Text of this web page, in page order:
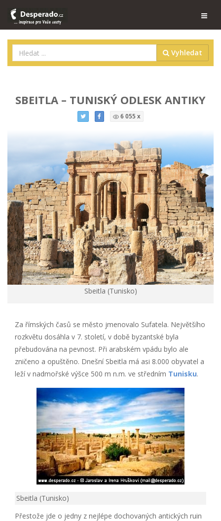
Vyhledat
SBEITLA – TUNISKÝ ODLESK ANTIKY
6 055 x
Sbeitla (Tunisko)
Za římských časů se město jmenovalo Sufatela. Největšího
rozkvětu dosáhla v 7. století, v době byzantské byla
přebudována na pevnost. Při arabském vpádu bylo ale
zničeno a opuštěno. Dnešní Sbeitla má asi 8.000 obyvatel a
leží v nadmořské výšce 500 m n.m. ve středním Tunisku.
Sbeitla (Tunisko)
Přestože jde o jedny z nejlépe dochovaných antických ruin